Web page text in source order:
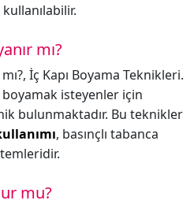
mı?
İç Kapı Boyama Teknikleri.
boyamak isteyenler için
bulunmaktadır. Bu teknikler
, basınçlı tabanca
mu?